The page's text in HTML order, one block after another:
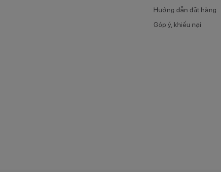
Hướng dẫn đặt hàng
Góp ý, khiếu nại